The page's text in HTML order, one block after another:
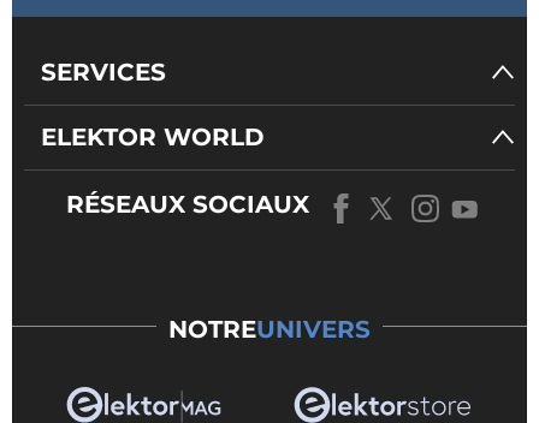
SERVICES
ELEKTOR WORLD
RÉSEAUX SOCIAUX
NOTREUNIVERS